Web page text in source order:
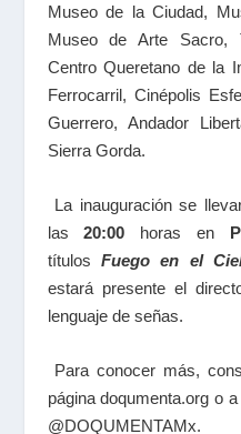
Museo de la Ciudad,
Museo de Arte Sacro,
Centro Queretano de la
Ferrocarril, Cinépolis
Guerrero, Andador
Sierra Gorda.
La inauguración se
las20:00 horas en
títulos Fuego en el
estará presente el
lenguaje de señas.
Para conocer más,
páginadoqumenta.org o a
@DOQUMENTAMx.